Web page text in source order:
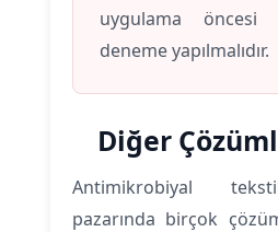
uygulama
deneme yapılmalıdır.
Diğer
Antimikrobiyal
pazarında birçok